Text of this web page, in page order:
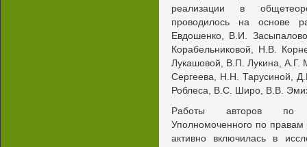
реализации в
проводилось на основе
Евдошенко, В.И.
Корабельниковой, Н.В.
Лукашовой, В.П. Лукина,
Сергеева, H.H. Тарусиной,
Роблеса, B.C. Широ, В.В.
Работы авторов по
Уполномоченного по правам
активно включилась в